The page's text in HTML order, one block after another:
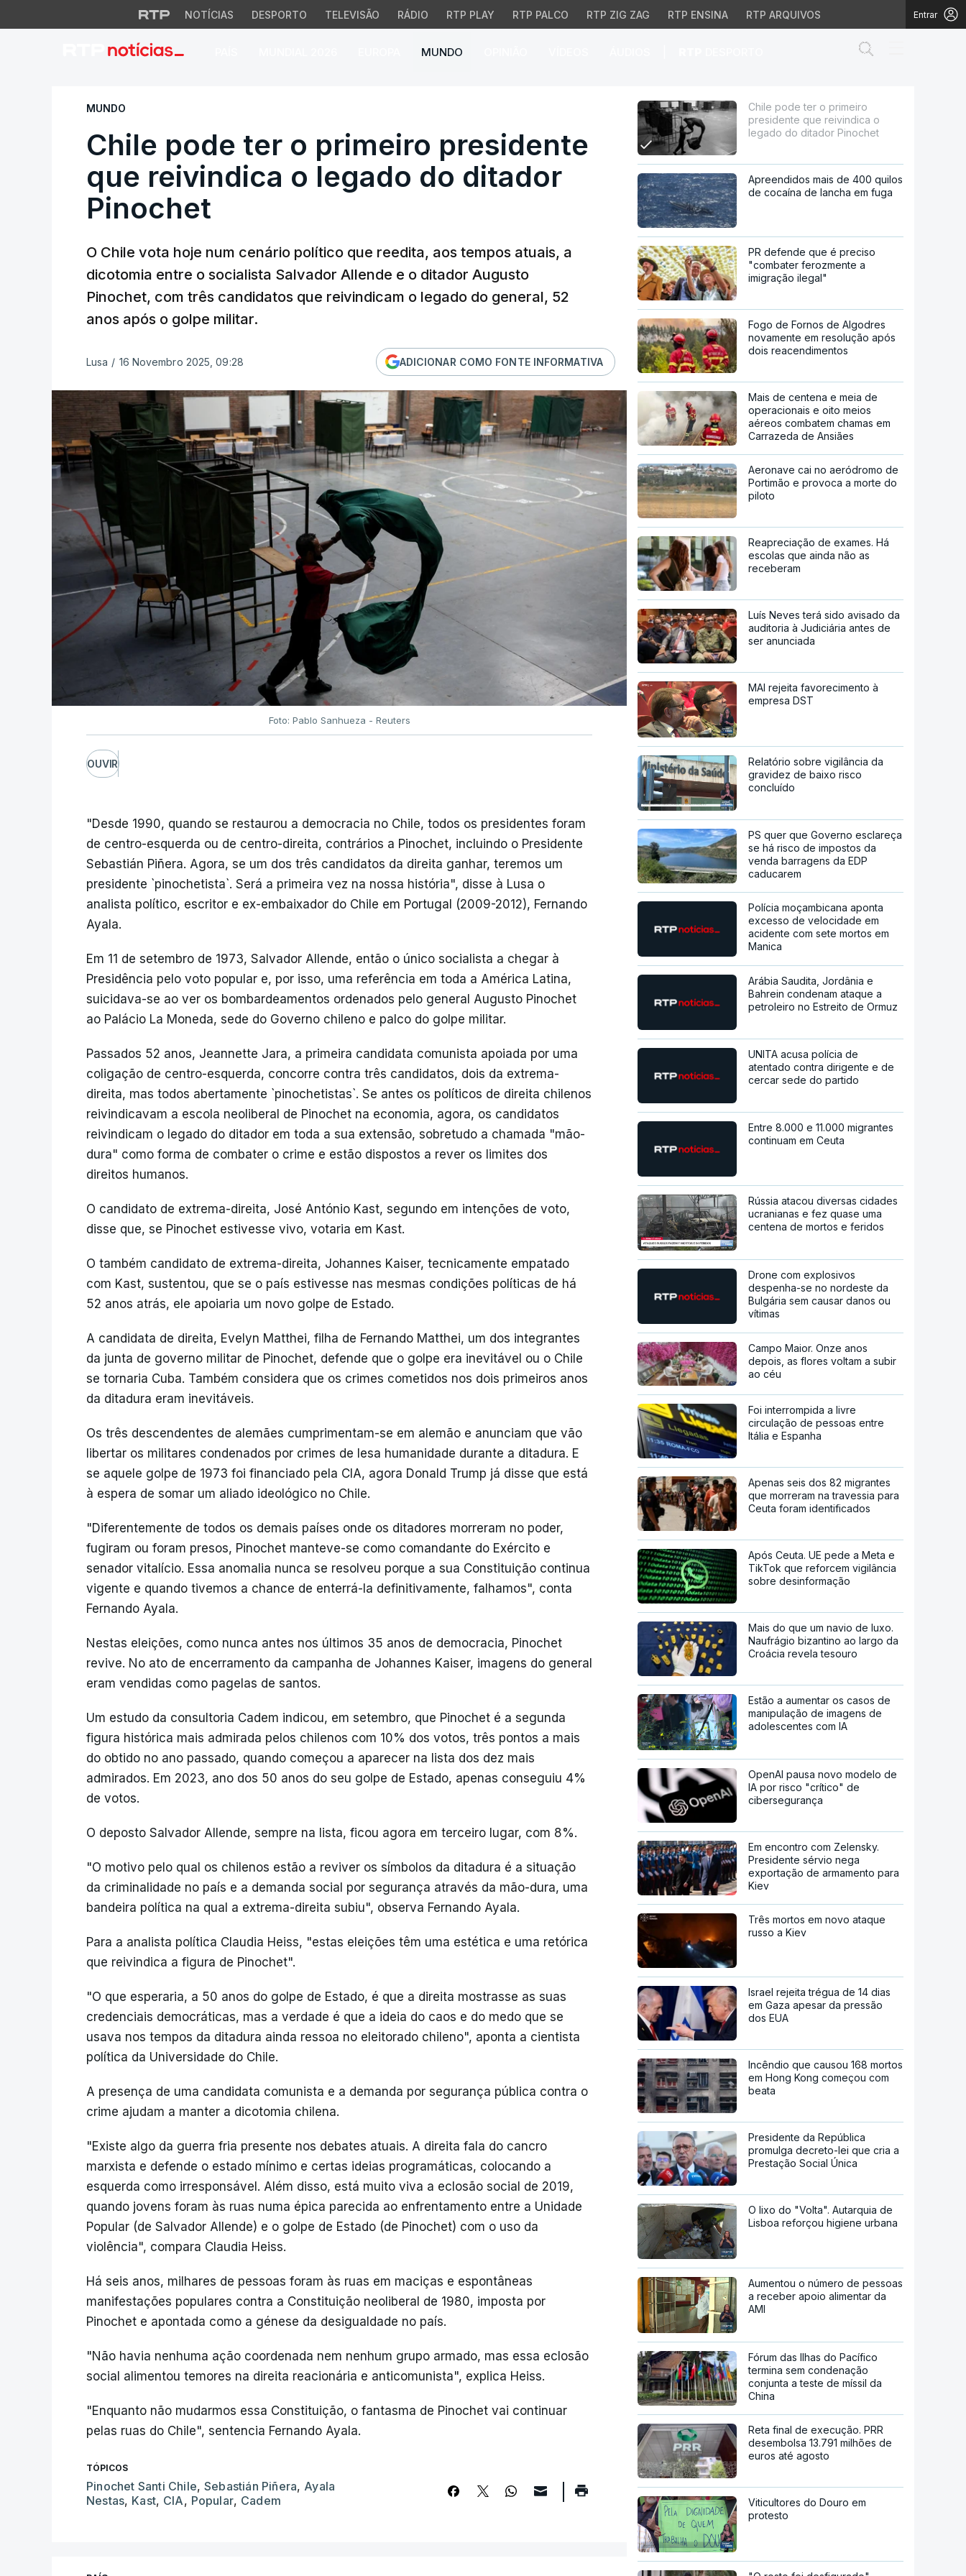
NOTÍCIAS DESPORTO TELEVISÃO RÁDIO RTP PLAY RTP PALCO RTP ZIG ZAG RTP ENSINA RTP ARQUIVOS Entrar
MUNDO
Chile pode ter o primeiro presidente que reivindica o legado do
MUNDO
Chile pode ter o primeiro presidente
que reivindica o legado do ditador
Pinochet
O Chile vota hoje num cenário político que reedita, aos tempos atuais, a
dicotomia entre o socialista Salvador Allende e o ditador Augusto
Pinochet, com três candidatos que reivindicam o legado do general, 52
anos após o golpe militar.
Lusa / 16 Novembro 2025, 09:28 ADICIONAR COMO FONTE INFORMATIVA
Foto: Pablo Sanhueza - Reuters
OUVIR
"Desde 1990, quando se restaurou a democracia no Chile, todos os presidentes foram
de centro-esquerda ou de centro-direita, contrários a Pinochet, incluindo o Presidente
Sebastián Piñera. Agora, se um dos três candidatos da direita ganhar, teremos um
presidente `pinochetista`. Será a primeira vez na nossa história", disse à Lusa o
analista político, escritor e ex-embaixador do Chile em Portugal (2009-2012), Fernando
Ayala.
Em 11 de setembro de 1973, Salvador Allende, então o único socialista a chegar à
Presidência pelo voto popular e, por isso, uma referência em toda a América Latina,
suicidava-se ao ver os bombardeamentos ordenados pelo general Augusto Pinochet
ao Palácio La Moneda, sede do Governo chileno e palco do golpe militar.
Passados 52 anos, Jeannette Jara, a primeira candidata comunista apoiada por uma
coligação de centro-esquerda, concorre contra três candidatos, dois da extrema-
direita, mas todos abertamente `pinochetistas`. Se antes os políticos de direita chilenos
reivindicavam a escola neoliberal de Pinochet na economia, agora, os candidatos
reivindicam o legado do ditador em toda a sua extensão, sobretudo a chamada "mão-
dura" como forma de combater o crime e estão dispostos a rever os limites dos
direitos humanos.
O candidato de extrema-direita, José António Kast, segundo em intenções de voto,
disse que, se Pinochet estivesse vivo, votaria em Kast.
O também candidato de extrema-direita, Johannes Kaiser, tecnicamente empatado
com Kast, sustentou, que se o país estivesse nas mesmas condições políticas de há
52 anos atrás, ele apoiaria um novo golpe de Estado.
A candidata de direita, Evelyn Matthei, filha de Fernando Matthei, um dos integrantes
da junta de governo militar de Pinochet, defende que o golpe era inevitável ou o Chile
se tornaria Cuba. Também considera que os crimes cometidos nos dois primeiros anos
da ditadura eram inevitáveis.
Os três descendentes de alemães cumprimentam-se em alemão e anunciam que vão
libertar os militares condenados por crimes de lesa humanidade durante a ditadura. E
se aquele golpe de 1973 foi financiado pela CIA, agora Donald Trump já disse que está
à espera de somar um aliado ideológico no Chile.
"Diferentemente de todos os demais países onde os ditadores morreram no poder,
fugiram ou foram presos, Pinochet manteve-se como comandante do Exército e
senador vitalício. Essa anomalia nunca se resolveu porque a sua Constituição continua
vigente e quando tivemos a chance de enterrá-la definitivamente, falhamos", conta
Fernando Ayala.
Nestas eleições, como nunca antes nos últimos 35 anos de democracia, Pinochet
revive. No ato de encerramento da campanha de Johannes Kaiser, imagens do general
eram vendidas como pagelas de santos.
Um estudo da consultoria Cadem indicou, em setembro, que Pinochet é a segunda
figura histórica mais admirada pelos chilenos com 10% dos votos, três pontos a mais
do obtido no ano passado, quando começou a aparecer na lista dos dez mais
admirados. Em 2023, ano dos 50 anos do seu golpe de Estado, apenas conseguiu 4%
de votos.
O deposto Salvador Allende, sempre na lista, ficou agora em terceiro lugar, com 8%.
"O motivo pelo qual os chilenos estão a reviver os símbolos da ditadura é a situação
da criminalidade no país e a demanda social por segurança através da mão-dura, uma
bandeira política na qual a extrema-direita subiu", observa Fernando Ayala.
Para a analista política Claudia Heiss, "estas eleições têm uma estética e uma retórica
que reivindica a figura de Pinochet".
"O que esperaria, a 50 anos do golpe de Estado, é que a direita mostrasse as suas
credenciais democráticas, mas a verdade é que a ideia do caos e do medo que se
usava nos tempos da ditadura ainda ressoa no eleitorado chileno", aponta a cientista
política da Universidade do Chile.
A presença de uma candidata comunista e a demanda por segurança pública contra o
crime ajudam a manter a dicotomia chilena.
"Existe algo da guerra fria presente nos debates atuais. A direita fala do cancro
marxista e defende o estado mínimo e certas ideias programáticas, colocando a
esquerda como irresponsável. Além disso, está muito viva a eclosão social de 2019,
quando jovens foram às ruas numa épica parecida ao enfrentamento entre a Unidade
Popular (de Salvador Allende) e o golpe de Estado (de Pinochet) com o uso da
violência", compara Claudia Heiss.
Há seis anos, milhares de pessoas foram às ruas em maciças e espontâneas
manifestações populares contra a Constituição neoliberal de 1980, imposta por
Pinochet e apontada como a génese da desigualdade no país.
"Não havia nenhuma ação coordenada nem nenhum grupo armado, mas essa eclosão
social alimentou temores na direita reacionária e anticomunista", explica Heiss.
"Enquanto não mudarmos essa Constituição, o fantasma de Pinochet vai continuar
pelas ruas do Chile", sentencia Fernando Ayala.
TÓPICOS
Pinochet Santi Chile, Sebastián Piñera, Ayala
Nestas, Kast, CIA, Popular, Cadem
Chile pode ter o primeiro
presidente que reivindica o
legado do ditador Pinochet
Apreendidos mais de 400 quilos
de cocaína de lancha em fuga
PR defende que é preciso
"combater ferozmente a
imigração ilegal"
Fogo de Fornos de Algodres
novamente em resolução após
dois reacendimentos
Mais de centena e meia de
operacionais e oito meios
aéreos combatem chamas em
Carrazeda de Ansiães
Aeronave cai no aeródromo de
Portimão e provoca a morte do
piloto
Reapreciação de exames. Há
escolas que ainda não as
receberam
Luís Neves terá sido avisado da
auditoria à Judiciária antes de
ser anunciada
MAI rejeita favorecimento à
empresa DST
Relatório sobre vigilância da
gravidez de baixo risco
concluído
PS quer que Governo esclareça
se há risco de impostos da
venda barragens da EDP
caducarem
Polícia moçambicana aponta
excesso de velocidade em
acidente com sete mortos em
Manica
Arábia Saudita, Jordânia e
Bahrein condenam ataque a
petroleiro no Estreito de Ormuz
UNITA acusa polícia de
atentado contra dirigente e de
cercar sede do partido
Entre 8.000 e 11.000 migrantes
continuam em Ceuta
Rússia atacou diversas cidades
ucranianas e fez quase uma
centena de mortos e feridos
Drone com explosivos
despenha-se no nordeste da
Bulgária sem causar danos ou
vítimas
Campo Maior. Onze anos
depois, as flores voltam a subir
ao céu
Foi interrompida a livre
circulação de pessoas entre
Itália e Espanha
Apenas seis dos 82 migrantes
que morreram na travessia para
Ceuta foram identificados
Após Ceuta. UE pede a Meta e
TikTok que reforcem vigilância
sobre desinformação
Mais do que um navio de luxo.
Naufrágio bizantino ao largo da
Croácia revela tesouro
Estão a aumentar os casos de
manipulação de imagens de
adolescentes com IA
OpenAI pausa novo modelo de
IA por risco "crítico" de
cibersegurança
Em encontro com Zelensky.
Presidente sérvio nega
exportação de armamento para
Kiev
Três mortos em novo ataque
russo a Kiev
Israel rejeita trégua de 14 dias
em Gaza apesar da pressão
dos EUA
Incêndio que causou 168 mortos
em Hong Kong começou com
beata
Presidente da República
promulga decreto-lei que cria a
Prestação Social Única
O lixo do "Volta". Autarquia de
Lisboa reforçou higiene urbana
Aumentou o número de pessoas
a receber apoio alimentar da
AMI
Fórum das Ilhas do Pacífico
termina sem condenação
conjunta a teste de míssil da
China
Reta final de execução. PRR
desembolsa 13.791 milhões de
euros até agosto
Viticultores do Douro em
protesto